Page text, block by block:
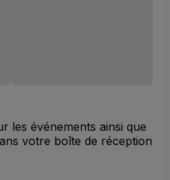
les événements ainsi que
votre boîte de réception